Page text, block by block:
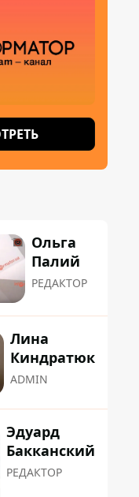
Ольга
Палий
РЕДАКТОР
Лина
Киндратюк
ADMIN
Эдуард
Бакканский
РЕДАКТОР